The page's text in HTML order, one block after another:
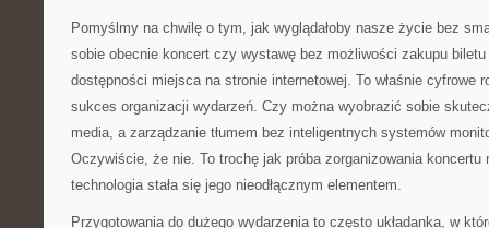
Pomyślmy na chwilę o tym, jak wyglądałoby nasze życie bez
sobie obecnie koncert czy wystawę bez możliwości zakupu
dostępności miejsca na stronie internetowej. To właśnie cyfrowe
sukces organizacji wydarzeń. Czy można wyobrazić sobie
media, a zarządzanie tłumem bez inteligentnych systemów
Oczywiście, że nie. To trochę jak próba zorganizowania koncertu
technologia stała się jego nieodłącznym elementem.
Przygotowania do dużego wydarzenia to często układanka, w